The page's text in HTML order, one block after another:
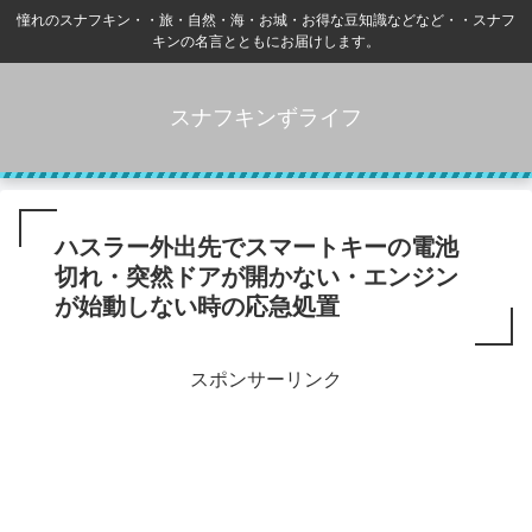
憧れのスナフキン・・旅・自然・海・お城・お得な豆知識などなど・・スナフ
キンの名言とともにお届けします。
スナフキンずライフ
ハスラー外出先でスマートキーの電池
切れ・突然ドアが開かない・エンジン
が始動しない時の応急処置
スポンサーリンク